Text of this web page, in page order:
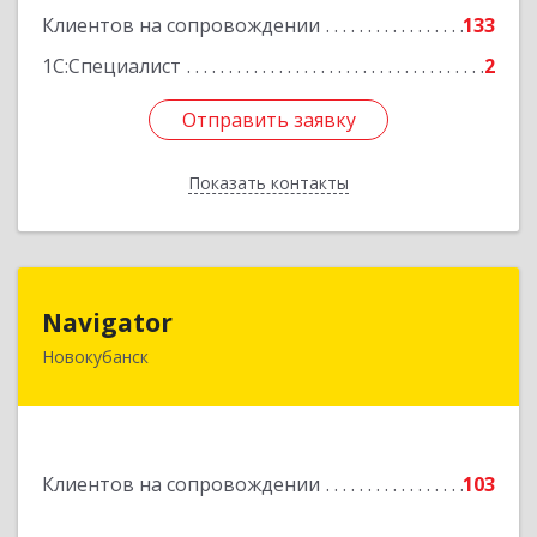
Клиентов на сопровождении
133
1С:Специалист
2
Отправить заявку
Показать контакты
Отправить заявку
Назад
Navigator
Новокубанск
Клиентов на сопровождении 103
352240, Краснодарский край, Новокубанск г,